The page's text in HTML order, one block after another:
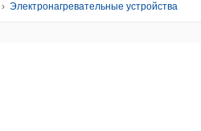
› Электронагревательные устройства